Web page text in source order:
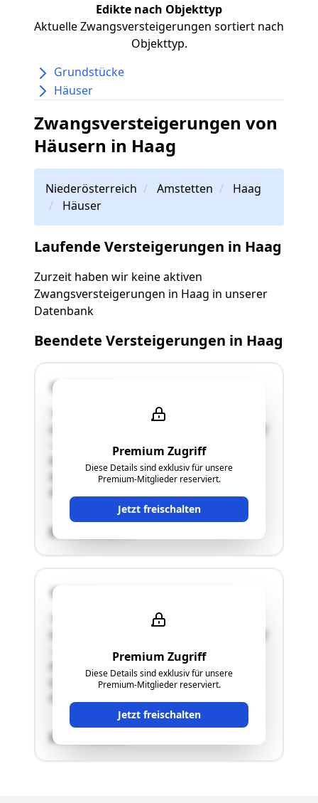
Edikte nach Objekttyp
Aktuelle Zwangsversteigerungen sortiert nach
Objekttyp.
Grundstücke
Häuser
Zwangsversteigerungen von
Häusern in Haag
Niederösterreich Amstetten
Haag
Häuser
Laufende Versteigerungen in Haag
Zurzeit haben wir keine aktiven
Zwangsversteigerungen in Haag in unserer
Datenbank
Beendete Versteigerungen in Haag
Premium Zugriff
Diese Details sind exklusiv für unsere
Premium-Mitglieder reserviert.
Jetzt freischalten
"Die gegenständliche Parzelle 616/2 mit einer
Größe von 1.098,00 m² weist die Widmungen Glf
– Grünland-Land- und Forstwirtschaft und FO –
Wald auf. Die Parzelle grenzt im Norden an das
öffentliche Gut (L85) und im Süden ebenfalls an
das öffentliche …"
SCHÄTZWERT
Premium Zugriff
Diese Details sind exklusiv für unsere
Premium-Mitglieder reserviert.
Jetzt freischalten
"Die gegenständliche Parzelle 616/2 mit einer
Größe von 1.098,00 m² weist die Widmungen Glf
– Grünland-Land- und Forstwirtschaft und FO –
Wald auf. Die Parzelle grenzt im Norden an das
öffentliche Gut (L85) und im Süden ebenfalls an
das öffentliche …"
SCHÄTZWERT